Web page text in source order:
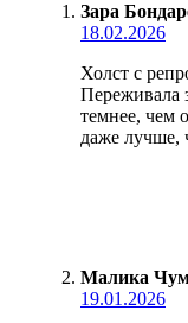
Зара
18.02.2026
Холст с
Переживала
темнее, чем
даже лучше,
Малика
19.01.2026